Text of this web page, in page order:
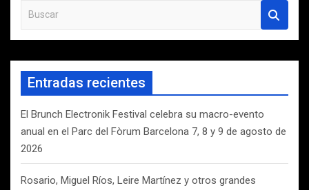
s
c
r
Entradas recientes
El Brunch Electronik Festival celebra su macro-evento
anual en el Parc del Fòrum Barcelona 7, 8 y 9 de agosto de
2026
Rosario, Miguel Ríos, Leire Martínez y otros grandes